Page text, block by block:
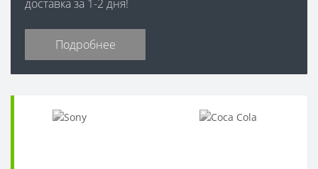
доставка за 1-2 дня!
Подробнее